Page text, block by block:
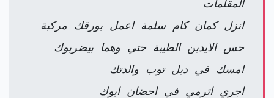
المقلمات
انزل كمان كام سلمة اعمل بورقك مركبة
حس الايدين الطيبة حتي وهما بيضربوك
امسك في ديل توب والدتك
اجري اترمي في احضان ابوك